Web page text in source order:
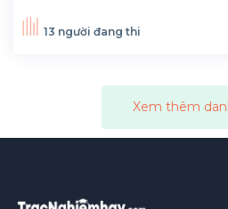
13 người đang thi
Xem thêm